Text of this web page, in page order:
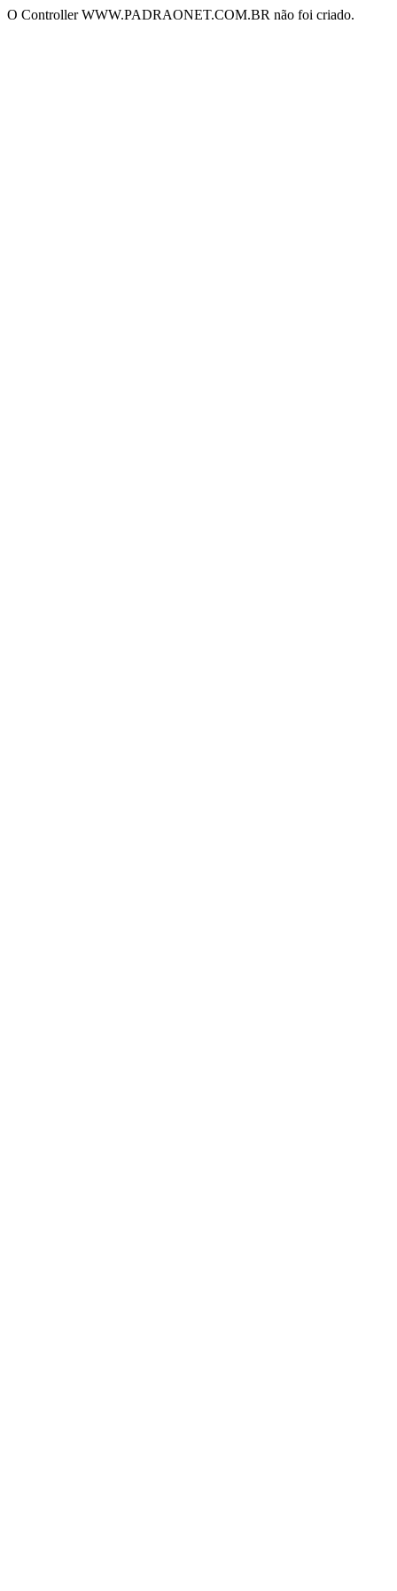
O Controller WWW.PADRAONET.COM.BR não foi criado.